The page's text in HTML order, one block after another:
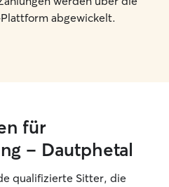
abgewickelt.
für
– Dautphetal
qualifizierte Sitter, die